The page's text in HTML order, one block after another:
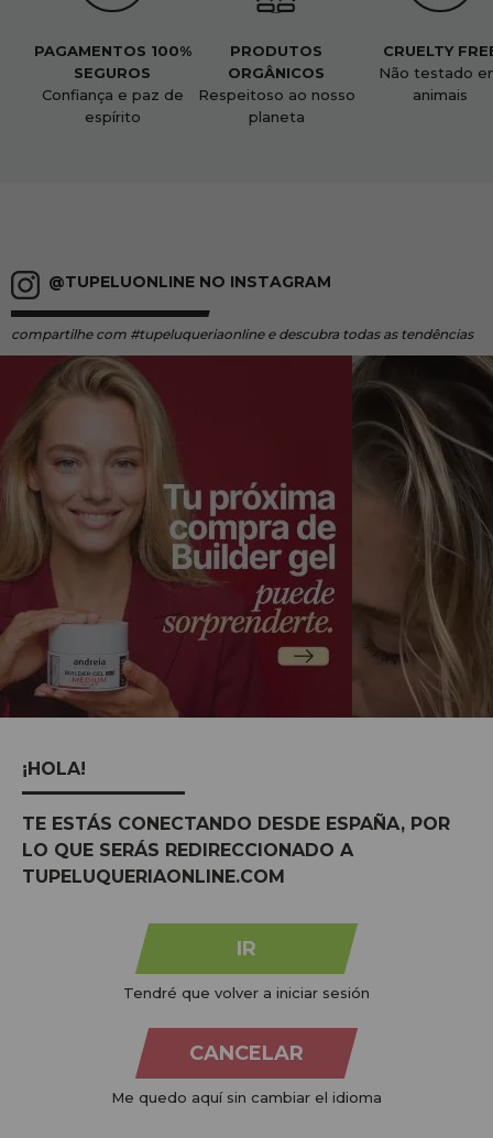
PAGAMENTOS 100%
SEGUROS
Confiança e paz de
espírito
PRODUTOS
ORGÂNICOS
Respeitoso ao nosso
planeta
CRUELTY
Não testado
animais
@TUPELUONLINE NO INSTAGRAM
compartilhe com #tupeluqueriaonline e descubra todas as tendências
MARCAS:
Tu Peluquería Online S.L.U.dedicamo-nos à venda de
¡HOLA!
TE ESTÁS CONECTANDO DESDE ESPAÑA, POR
LO QUE SERÁS REDIRECCIONADO A
TUPELUQUERIAONLINE.COM
IR
Tendré que volver a iniciar sesión
CANCELAR
Me quedo aquí sin cambiar el idioma